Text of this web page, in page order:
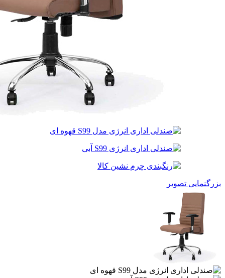
بزرگنمایی تصویر